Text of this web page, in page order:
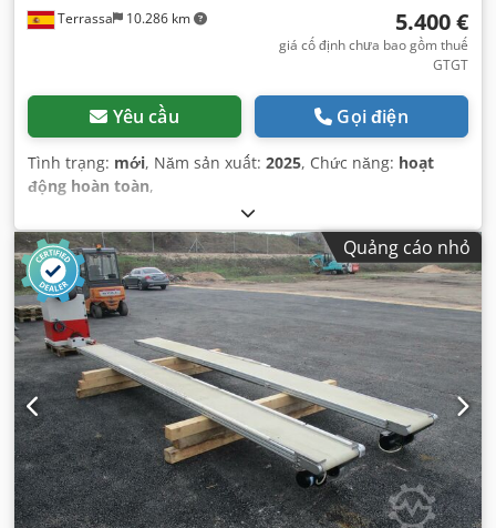
Terrassa 10.286 km 5.400 €
giá cố định chưa bao gồm thuế
GTGT
Yêu cầu Gọi điện
Tình trạng: mới, Năm sản xuất: 2025, Chức năng: hoạt
động hoàn toàn,
Quảng cáo nhỏ